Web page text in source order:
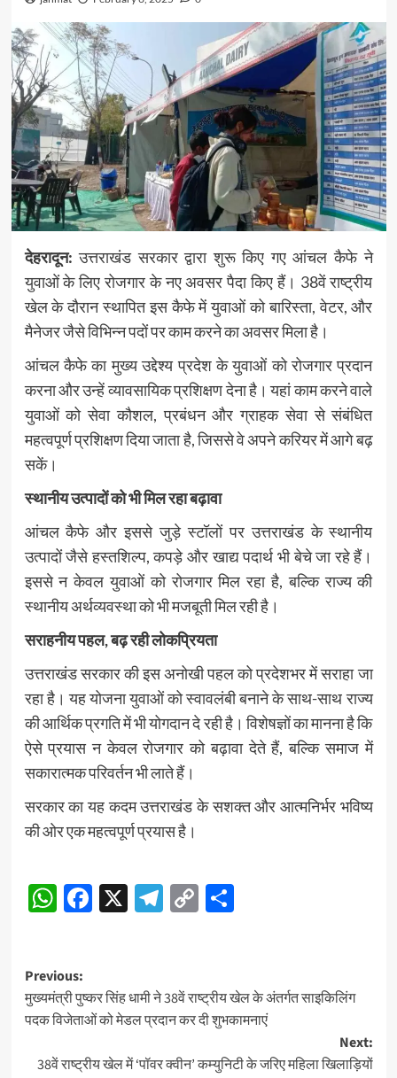
देहरादून: उत्तराखंड सरकार द्वारा शुरू किए गए आंचल कैफे ने
युवाओं के लिए रोजगार के नए अवसर पैदा किए हैं। 38वें राष्ट्रीय
खेल के दौरान स्थापित इस कैफे में युवाओं को बारिस्ता, वेटर, और
मैनेजर जैसे विभिन्न पदों पर काम करने का अवसर मिला है।
आंचल कैफे का मुख्य उद्देश्य प्रदेश के युवाओं को रोजगार प्रदान
करना और उन्हें व्यावसायिक प्रशिक्षण देना है। यहां काम करने वाले
युवाओं को सेवा कौशल, प्रबंधन और ग्राहक सेवा से संबंधित
महत्वपूर्ण प्रशिक्षण दिया जाता है, जिससे वे अपने करियर में आगे बढ़
सकें।
स्थानीय उत्पादों को भी मिल रहा बढ़ावा
आंचल कैफे और इससे जुड़े स्टॉलों पर उत्तराखंड के स्थानीय
उत्पादों जैसे हस्तशिल्प, कपड़े और खाद्य पदार्थ भी बेचे जा रहे हैं।
इससे न केवल युवाओं को रोजगार मिल रहा है, बल्कि राज्य की
स्थानीय अर्थव्यवस्था को भी मजबूती मिल रही है।
सराहनीय पहल, बढ़ रही लोकप्रियता
उत्तराखंड सरकार की इस अनोखी पहल को प्रदेशभर में सराहा जा
रहा है। यह योजना युवाओं को स्वावलंबी बनाने के साथ-साथ राज्य
की आर्थिक प्रगति में भी योगदान दे रही है। विशेषज्ञों का मानना है कि
ऐसे प्रयास न केवल रोजगार को बढ़ावा देते हैं, बल्कि समाज में
सकारात्मक परिवर्तन भी लाते हैं।
सरकार का यह कदम उत्तराखंड के सशक्त और आत्मनिर्भर भविष्य
की ओर एक महत्वपूर्ण प्रयास है।
Post
Navigation
WhatsApp
Facebook
X Telegram
CopyShare
Post
navigation
Previous:
मुख्यमंत्री पुष्कर सिंह धामी ने 38वें राष्ट्रीय खेल के अंतर्गत साइकिलिंग
पदक विजेताओं को मेडल प्रदान कर दी शुभकामनाएं
Next:
38वें राष्ट्रीय खेल में ‘पॉवर क्वीन’ कम्युनिटी के जरिए महिला खिलाड़ियों